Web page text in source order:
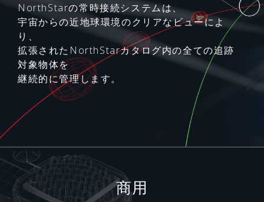
NorthStarの常時接続システムは、
宇宙からの近地球環境のクリアなビューによ
り、
拡張されたNorthStarカタログ内の全ての追跡
対象物体を
継続的に管理します。
商用